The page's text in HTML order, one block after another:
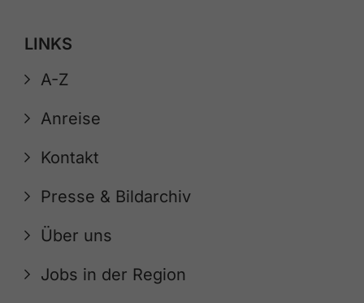
LINKS
A-Z
Anreise
Kontakt
Presse & Bildarchiv
Über uns
Jobs in der Region